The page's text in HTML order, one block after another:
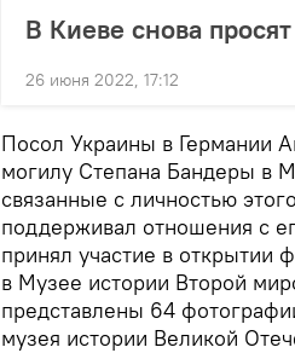
В Киеве снова
26 июня 2022, 17:12
Посол Украины в Германии
могилу Степана Бандеры в
связанные с личностью
поддерживал отношения с
принял участие в открытии
в Музее истории Второй
представлены 64
музея истории Великой